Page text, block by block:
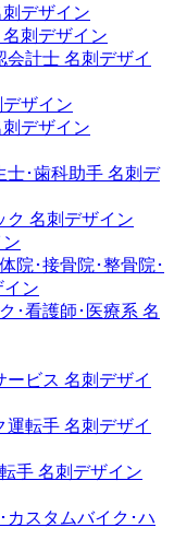
デザイン
刺デザイン
会計士 名刺デザイ
ザイン
デザイン
士･歯科助手 名刺デ
ク 名刺デザイン
院･接骨院･整骨院･
イン
･看護師･医療系 名
ービス 名刺デザイ
運転手 名刺デザイ
手 名刺デザイン
カスタムバイク･ハ